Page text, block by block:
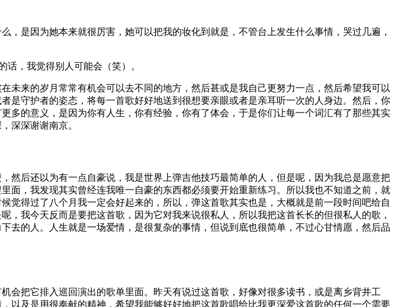
是因为她本来就很厉害，她可以把我的妆化到就是，不管台上发生什么事情，哭过几遍，
话，我觉得别人可能会（笑）。
来的岁月常常有机会可以去不同的地方，然后甚或是我自己更努力一点，然后希望我可以
是守护者的姿态，将每一首歌好好地送到很想要亲眼或者是亲耳听一次的人身边。然后，你
多的意义，是因为你有人生，你有经验，你有了体会，于是你们让每一个词汇有了那些其实
深深谢谢南京。
然后还以为有一点自豪说，我是世界上弹吉他技巧最简单的人，但是呢，因为我总是愿意把
面，我发现其实曾经连我唯一自豪的东西都必须要开始重新练习。所以我也不知道之前，就
觉得过了八个月我一定会好起来的，所以，弹这首歌其实也是，大概就是前一段时间吧给自
我今天反而是要把这首歌，因为它对我来说很私人，所以我把这首长长的但很私人的歌，
去的人。人生就是一场爱情，是很复杂的事情，但说到底也很简单，不过心甘情愿，然后品
会把它排入巡回演出的歌单里面。昨天有说过这首歌，好像对很多读书，或是离乡背井工
以及是用很奉献的精神，希望我能够好好地把这首歌唱给比我更深爱这首歌的任何一个需要